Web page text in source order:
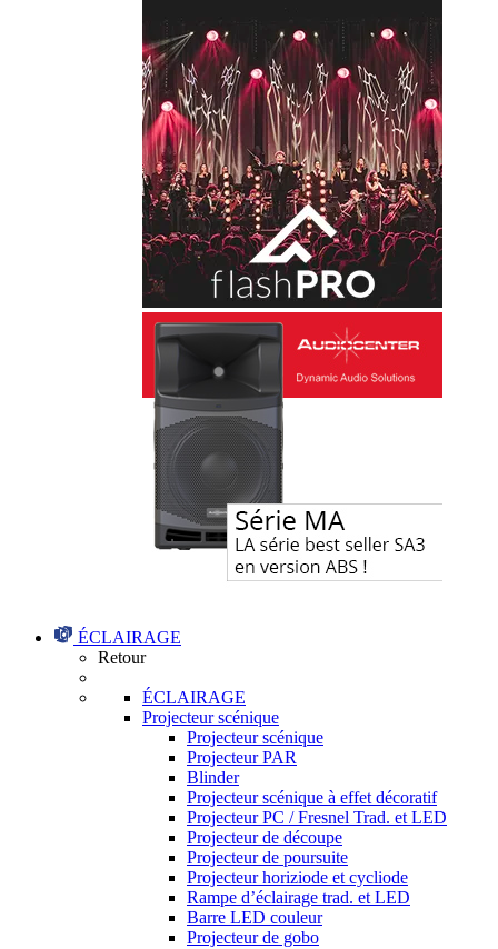
ÉCLAIRAGE
Retour
ÉCLAIRAGE
Projecteur scénique
Projecteur scénique
Projecteur PAR
Blinder
Projecteur scénique à effet décoratif
Projecteur PC / Fresnel Trad. et LED
Projecteur de découpe
Projecteur de poursuite
Projecteur horiziode et cycliode
Rampe d’éclairage trad. et LED
Barre LED couleur
Projecteur de gobo